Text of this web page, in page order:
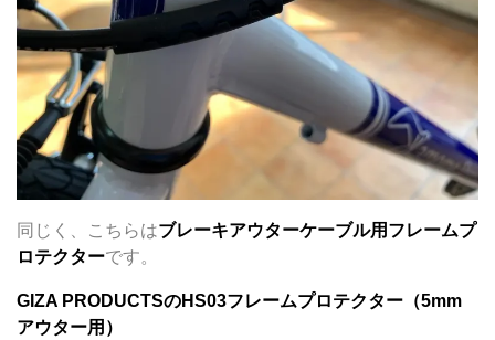
同じく、こちらはブレーキアウターケーブル用フレームプ
ロテクターです。
GIZA PRODUCTSのHS03フレームプロテクター（5mm
アウター用）